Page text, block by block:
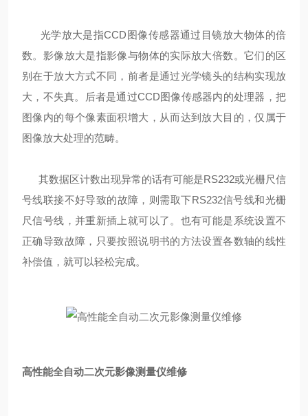
光学放大是指CCD图像传感器通过目镜放大物体的倍
数。影像放大是指影像与物体的实际放大倍数。它们的区
别在于放大方式不同，前者是通过光学镜头的结构实现放
大，不失真。后者是通过CCD图像传感器内的处理器，把
图像内的每个像素面积增大，从而达到放大目的，仅属于
图像放大处理的范畴。
其数据区计数出现异常的话有可能是RS232或光栅尺信
号线联接不好导致的故障，则需取下RS232信号线和光栅
尺信号线，并重新插上就可以了。也有可能是系统设置不
正确导致故障，只要按照说明书的方法设置各数轴的线性
补偿值，就可以轻松完成。
高性能全自动二次元影像测量仪维修